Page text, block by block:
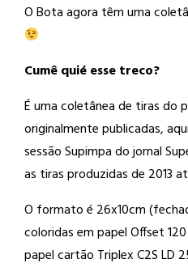
O Bota agora têm uma
Cumê quié esse treco?
É uma coletânea de tiras do
originalmente publicadas,
sessão Supimpa do jornal
as tiras produzidas de 2013
O formato é 26x10cm
coloridas em papel Offset
papel cartão Triplex C2S LD